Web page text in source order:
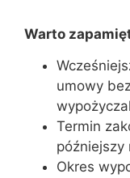
Warto
umowy
Termin
późniejszy
Okres